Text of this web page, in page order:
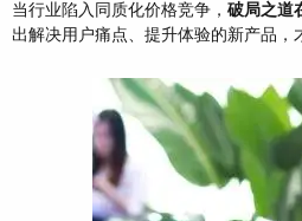
当行业陷入同质化价格竞争， 破局之道
出解决用户痛点、提升体验的新产品